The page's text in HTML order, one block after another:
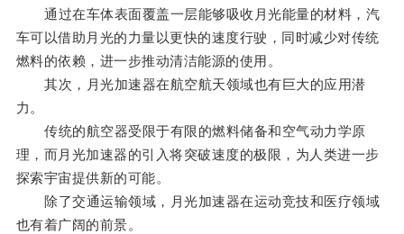
通过在车体表面覆盖一层能够吸收月光能量的材料，汽
车可以借助月光的力量以更快的速度行驶，同时减少对传统
燃料的依赖，进一步推动清洁能源的使用。
其次，月光加速器在航空航天领域也有巨大的应用潜
力。
传统的航空器受限于有限的燃料储备和空气动力学原
理，而月光加速器的引入将突破速度的极限，为人类进一步
探索宇宙提供新的可能。
除了交通运输领域，月光加速器在运动竞技和医疗领域
也有着广阔的前景。